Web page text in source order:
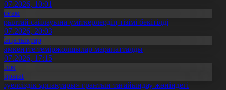
10:01
сайлауына үміткерлердің тізімі бекітілді
20:03
теміржолшылар марапатталды
17:15
ұрпақтары» грантын тағайындау жөніндегі